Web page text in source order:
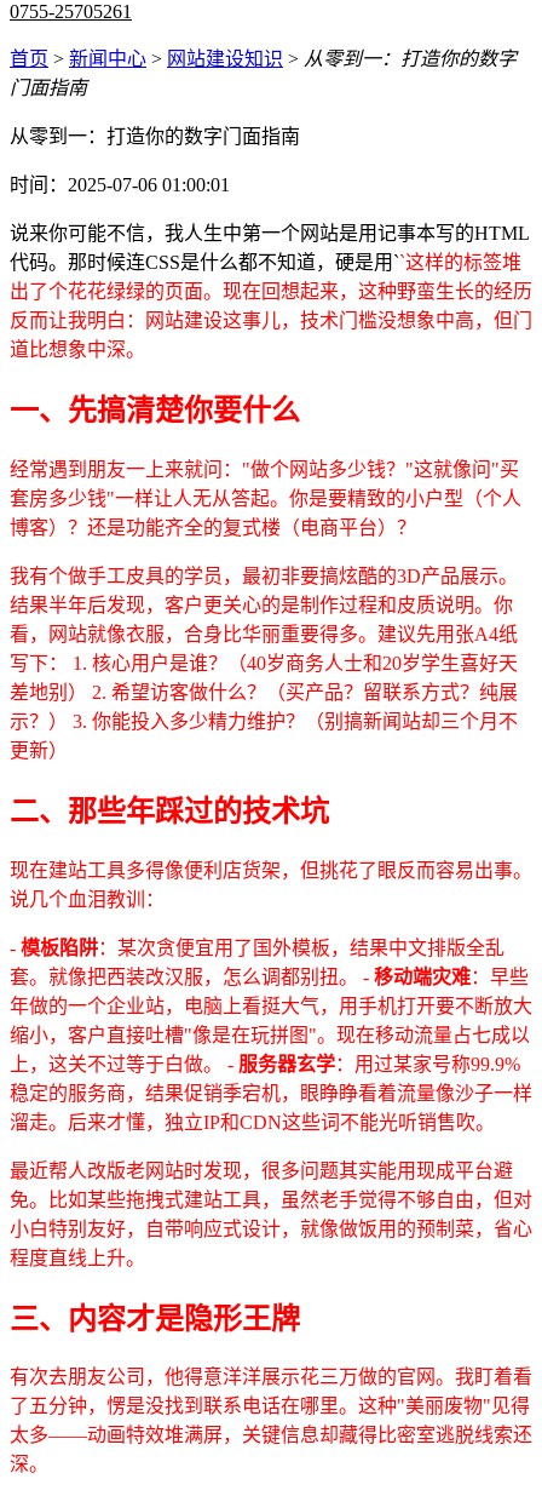
0755-25705261
首页 > 新闻中心 > 网站建设知识 > 从零到一：打造你的数字
门面指南
从零到一：打造你的数字门面指南
时间：2025-07-06 01:00:01
说来你可能不信，我人生中第一个网站是用记事本写的HTML
代码。那时候连CSS是什么都不知道，硬是用``这样的标签堆
出了个花花绿绿的页面。现在回想起来，这种野蛮生长的经历
反而让我明白：网站建设这事儿，技术门槛没想象中高，但门
道比想象中深。
一、先搞清楚你要什么
经常遇到朋友一上来就问："做个网站多少钱？"这就像问"买
套房多少钱"一样让人无从答起。你是要精致的小户型（个人
博客）？还是功能齐全的复式楼（电商平台）？
我有个做手工皮具的学员，最初非要搞炫酷的3D产品展示。
结果半年后发现，客户更关心的是制作过程和皮质说明。你
看，网站就像衣服，合身比华丽重要得多。建议先用张A4纸
写下： 1. 核心用户是谁？（40岁商务人士和20岁学生喜好天
差地别） 2. 希望访客做什么？（买产品？留联系方式？纯展
示？） 3. 你能投入多少精力维护？（别搞新闻站却三个月不
更新）
二、那些年踩过的技术坑
现在建站工具多得像便利店货架，但挑花了眼反而容易出事。
说几个血泪教训：
- 模板陷阱：某次贪便宜用了国外模板，结果中文排版全乱
套。就像把西装改汉服，怎么调都别扭。 - 移动端灾难：早些
年做的一个企业站，电脑上看挺大气，用手机打开要不断放大
缩小，客户直接吐槽"像是在玩拼图"。现在移动流量占七成以
上，这关不过等于白做。 - 服务器玄学：用过某家号称99.9%
稳定的服务商，结果促销季宕机，眼睁睁看着流量像沙子一样
溜走。后来才懂，独立IP和CDN这些词不能光听销售吹。
最近帮人改版老网站时发现，很多问题其实能用现成平台避
免。比如某些拖拽式建站工具，虽然老手觉得不够自由，但对
小白特别友好，自带响应式设计，就像做饭用的预制菜，省心
程度直线上升。
三、内容才是隐形王牌
有次去朋友公司，他得意洋洋展示花三万做的官网。我盯着看
了五分钟，愣是没找到联系电话在哪里。这种"美丽废物"见得
太多——动画特效堆满屏，关键信息却藏得比密室逃脱线索还
深。